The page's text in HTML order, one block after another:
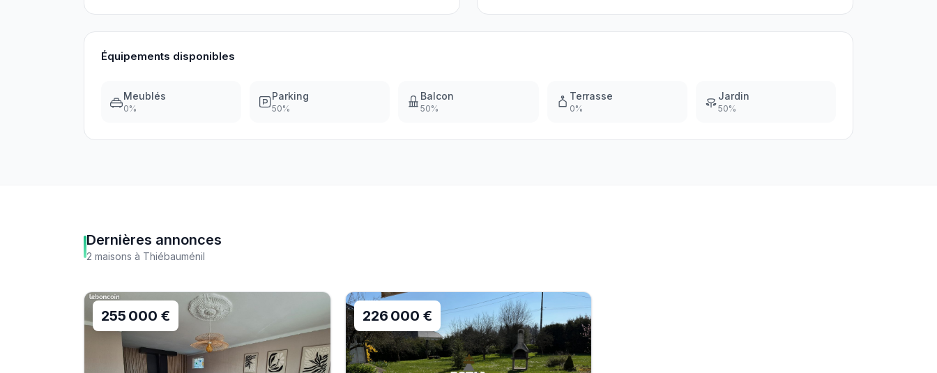
Équipements disponibles
Meublés
0%
Parking
50%
Balcon
50%
Terrasse
0%
Jardin
50%
Dernières annonces
2 maisons à Thiébauménil
255 000 € 226 000 €